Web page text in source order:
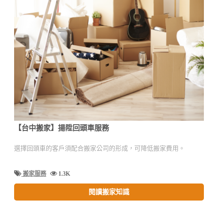
【台中搬家】揚陞回頭車服務
選擇回頭車的客戶須配合搬家公司的形成，可降低搬家費用。
搬家服務 1.3K
閱讀搬家知識